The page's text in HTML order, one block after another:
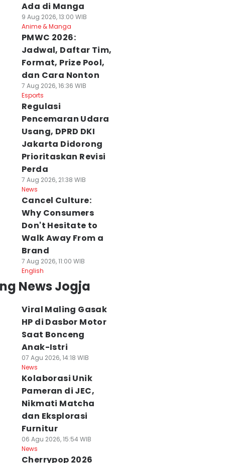
Ada di Manga
9 Aug 2026, 13:00 WIB
Anime & Manga
PMWC 2026:
Jadwal, Daftar Tim,
Format, Prize Pool,
dan Cara Nonton
7 Aug 2026, 16:36 WIB
Esports
Regulasi
Pencemaran Udara
Usang, DPRD DKI
Jakarta Didorong
Prioritaskan Revisi
Perda
7 Aug 2026, 21:38 WIB
News
Cancel Culture:
Why Consumers
Don't Hesitate to
Walk Away From a
Brand
7 Aug 2026, 11:00 WIB
English
News Jogja
Viral Maling Gasak
HP di Dasbor Motor
Saat Bonceng
Anak-Istri
07 Agu 2026, 14:18 WIB
News
Kolaborasi Unik
Pameran di JEC,
Nikmati Matcha
dan Eksplorasi
Furnitur
06 Agu 2026, 15:54 WIB
News
Cherrypop 2026